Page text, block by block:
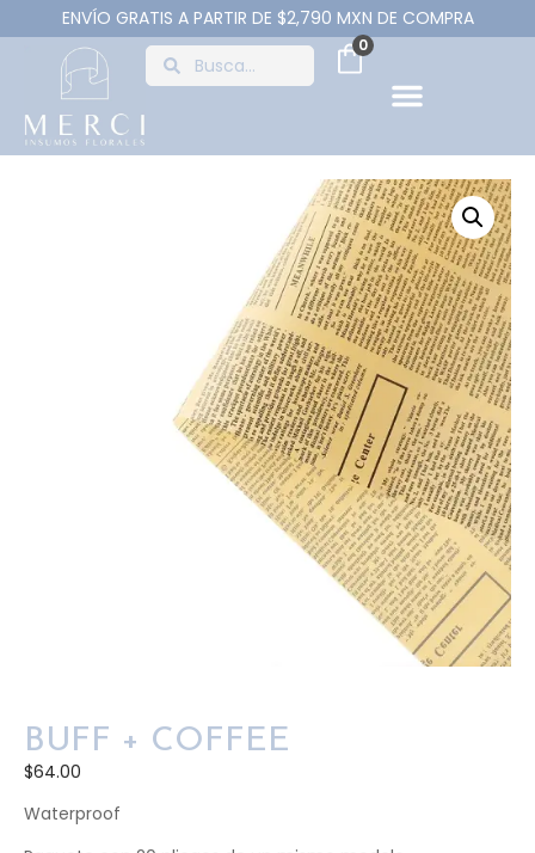
ENVÍO GRATIS A PARTIR DE $2,790 MXN DE COMPRA
0
BUFF + COFFEE
$64.00
Waterproof